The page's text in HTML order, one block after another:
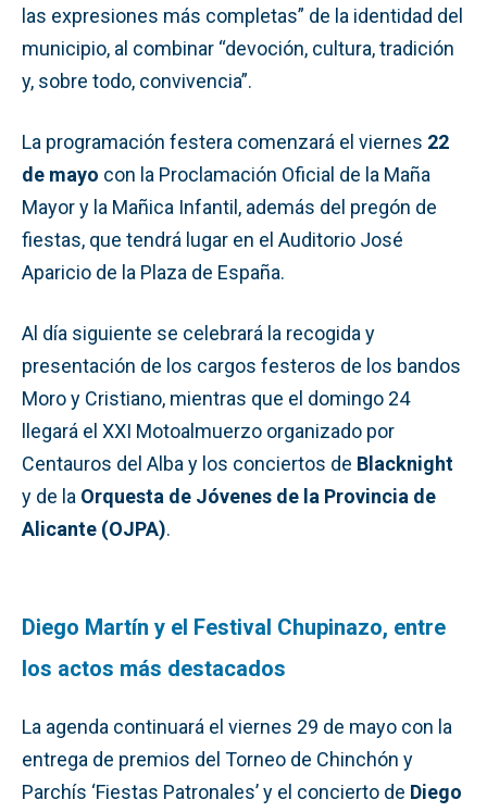
las expresiones más completas” de la identidad del
municipio, al combinar “devoción, cultura, tradición
y, sobre todo, convivencia”.
La programación festera comenzará el viernes 22
de mayo con la Proclamación Oficial de la Maña
Mayor y la Mañica Infantil, además del pregón de
fiestas, que tendrá lugar en el Auditorio José
Aparicio de la Plaza de España.
Al día siguiente se celebrará la recogida y
presentación de los cargos festeros de los bandos
Moro y Cristiano, mientras que el domingo 24
llegará el XXI Motoalmuerzo organizado por
Centauros del Alba y los conciertos de Blacknight
y de la Orquesta de Jóvenes de la Provincia de
Alicante (OJPA).
Diego Martín y el Festival Chupinazo, entre
los actos más destacados
La agenda continuará el viernes 29 de mayo con la
entrega de premios del Torneo de Chinchón y
Parchís ‘Fiestas Patronales’ y el concierto de Diego